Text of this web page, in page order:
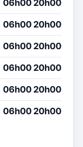
06h00 20h00
06h00 20h00
06h00 20h00
06h00 20h00
06h00 20h00
06h00 20h00